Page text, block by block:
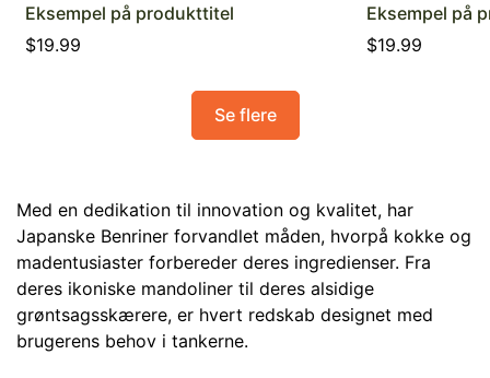
Eksempel på produkttitel
$19.99
Eksempel på
$19.99
Se flere
Med en dedikation til innovation og kvalitet, har
Japanske Benriner forvandlet måden, hvorpå kokke og
madentusiaster forbereder deres ingredienser. Fra
deres ikoniske mandoliner til deres alsidige
grøntsagsskærere, er hvert redskab designet med
brugerens behov i tankerne.